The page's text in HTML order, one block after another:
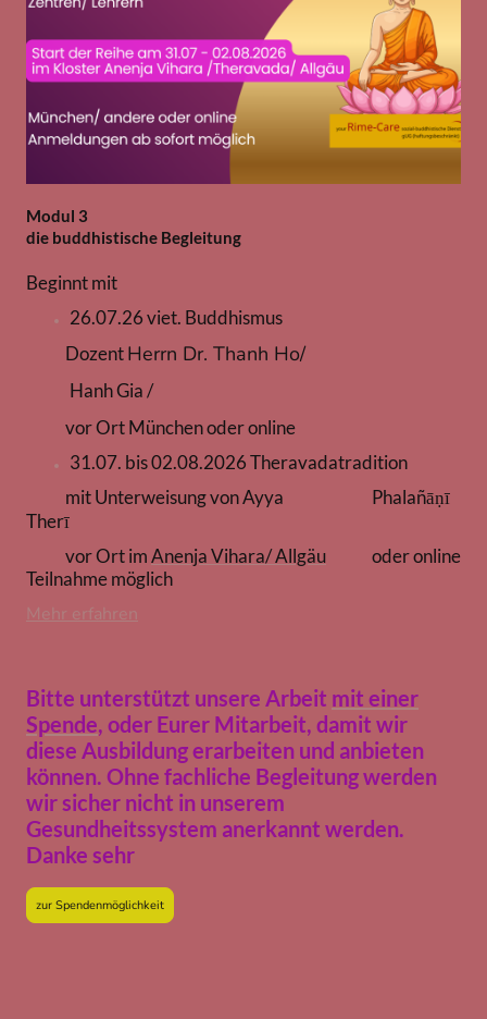
Modul 3
die buddhistische Begleitung
Beginnt mit
26.07.26 viet. Buddhismus
DozentHerrn Dr. Thanh Ho/
Hanh Gia /
vor Ort München oder online
31.07. bis 02.08.2026 Theravadatradition
mit Unterweisung von Ayya Phalañāṇī
Therī
vor Ort imAnenja Vihara/ Allgäu oder online
Teilnahme möglich
Mehr erfahren
Bitte unterstützt unsere Arbeit mit einer
Spende, oder Eurer Mitarbeit, damit wir
diese Ausbildung erarbeiten und anbieten
können. Ohne fachliche Begleitung werden
wir sicher nicht in unserem
Gesundheitssystem anerkannt werden.
Danke sehr
zur Spendenmöglichkeit